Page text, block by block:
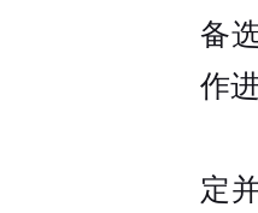
备
作
定